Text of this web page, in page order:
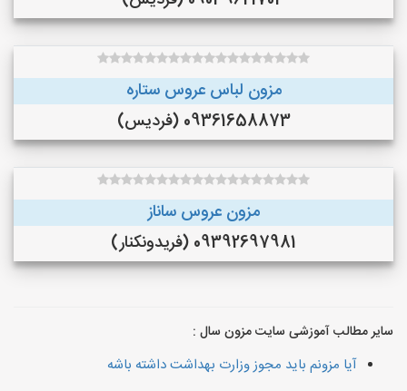
مزون لباس عروس ستاره
09361658873 (فردیس)
مزون عروس ساناز
09392697981 (فريدونكنار)
سایر مطالب آموزشی سایت مزون سال :
آیا مزونم باید مجوز وزارت بهداشت داشته باشه